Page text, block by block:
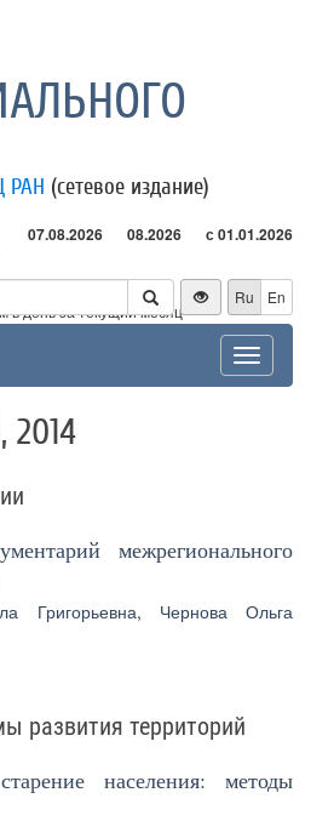
РАН (сетевое издание)
07.08.2026 08.2026 с 01.01.2026
в день за текущий месяц
Ru En
Toggle
2014
межрегионального
Григорьевна, Чернова Ольга
развития территорий
населения: методы